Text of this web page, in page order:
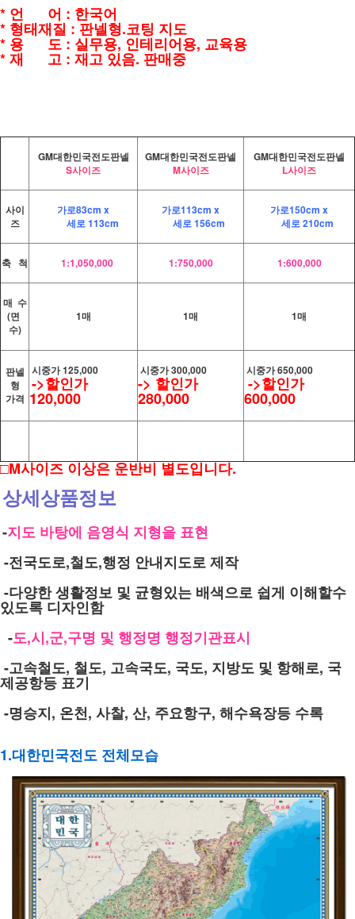
* 언 어 : 한국어
* 형태재질 : 판넬형.코팅 지도
* 용 도 : 실무용, 인테리어용, 교육용
* 재 고 : 재고 있음. 판매중
GM대한민국전도판넬
S사이즈
GM대한민국전도판넬
M사이즈
GM대한민국전도판넬
L사이즈
사이
즈
가로83cm x
세로 113cm
가로113cm x
세로 156cm
가로150cm x
세로 210cm
축 척 1:1,050,000 1:750,000 1:600,000
매 수
(면
수)
1매 1매 1매
판넬
형
가격
시중가 125,000
->할인가
120,000
시중가 300,000
-> 할인가
280,000
시중가 650,000
->할인가
600,000
□M사이즈 이상은 운반비 별도입니다.
상세상품정보
-지도 바탕에 음영식 지형을 표현
-전국도로,철도,행정 안내지도로 제작
-다양한 생활정보 및 균형있는 배색으로 쉽게 이해할수
있도록 디자인함
-도,시,군,구명 및 행정명 행정기관표시
-고속철도, 철도, 고속국도, 국도, 지방도 및 항해로, 국
제공항등 표기
-명승지, 온천, 사찰, 산, 주요항구, 해수욕장등 수록
1.대한민국전도 전체모습